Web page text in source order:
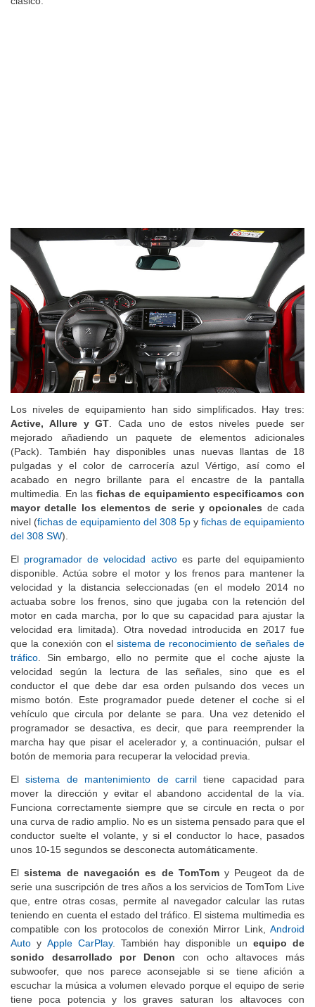
Los niveles de equipamiento han sido simplificados. Hay tres:
Active, Allure y GT . Cada uno de estos niveles puede ser
mejorado añadiendo un paquete de elementos adicionales
(Pack). También hay disponibles unas nuevas llantas de 18
pulgadas y el color de carrocería azul Vértigo, así como el
acabado en negro brillante para el encastre de la pantalla
multimedia. En las fichas de equipamiento especificamos con
mayor detalle los elementos de serie y opcionales de cada
nivel (fichas de equipamiento del 308 5p y fichas de equipamiento
del 308 SW).
El programador de velocidad activoes parte del equipamiento
disponible. Actúa sobre el motor y los frenos para mantener la
velocidad y la distancia seleccionadas (en el modelo 2014 no
actuaba sobre los frenos, sino que jugaba con la retención del
motor en cada marcha, por lo que su capacidad para ajustar la
velocidad era limitada). Otra novedad introducida en 2017 fue
que la conexión con el sistema de reconocimiento de señales de
tráfico . Sin embargo, ello no permite que el coche ajuste la
velocidad según la lectura de las señales, sino que es el
conductor el que debe dar esa orden pulsando dos veces un
mismo botón. Este programador puede detener el coche si el
vehículo que circula por delante se para. Una vez detenido el
programador se desactiva, es decir, que para reemprender la
marcha hay que pisar el acelerador y, a continuación, pulsar el
botón de memoria para recuperar la velocidad previa.
Elsistema de mantenimiento de carriltiene capacidad para
mover la dirección y evitar el abandono accidental de la vía.
Funciona correctamente siempre que se circule en recta o por
una curva de radio amplio. No es un sistema pensado para que el
conductor suelte el volante, y si el conductor lo hace, pasados
unos 10-15 segundos se desconecta automáticamente.
Elsistema de navegación es de TomTomy Peugeot da de
serie una suscripción de tres años a los servicios de TomTom Live
que, entre otras cosas, permite al navegador calcular las rutas
teniendo en cuenta el estado del tráfico. El sistema multimedia es
compatible con los protocolos de conexión Mirror Link, Android
Auto y Apple CarPlay. También hay disponible unequipo de
sonido desarrollado por Denon con ocho altavoces más
subwoofer, que nos parece aconsejable si se tiene afición a
escuchar la música a volumen elevado porque el equipo de serie
tiene poca potencia y los graves saturan los altavoces con